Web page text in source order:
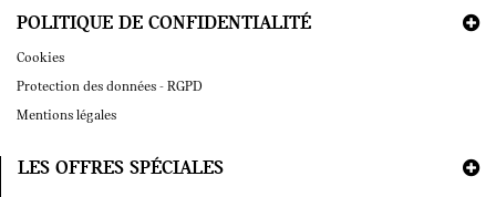
POLITIQUE DE CONFIDENTIALITÉ
Cookies
Protection des données - RGPD
Mentions légales
LES OFFRES SPÉCIALES